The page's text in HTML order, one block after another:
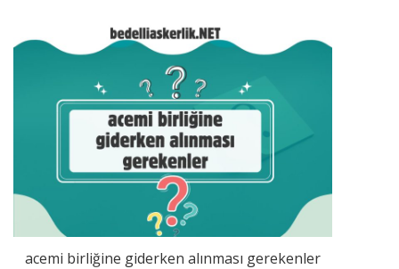
acemi birliğine giderken alınması gerekenler